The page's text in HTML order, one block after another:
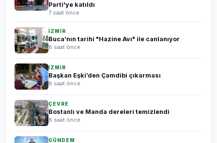
Parti'ye katıldı
7 saat önce
İZMİR
Buca’nın tarihi "Hazine Avı" ile canlanıyor
8 saat önce
İZMİR
Başkan Eşki’den Çamdibi çıkarması
8 saat önce
ÇEVRE
Bostanlı ve Manda dereleri temizlendi
8 saat önce
GÜNDEM